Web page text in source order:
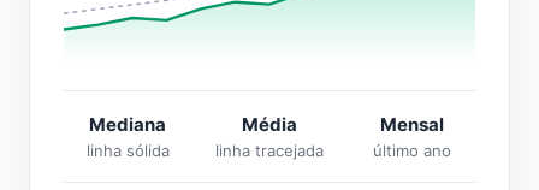
Mediana
linha sólida
Média
linha tracejada
Mensal
último ano